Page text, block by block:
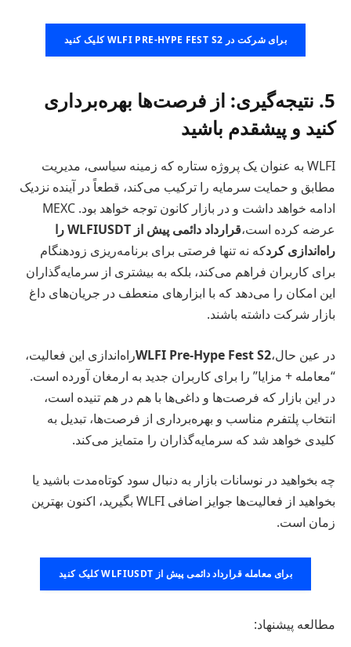
برای شرکت در WLFI PRE-HYPE FEST S2 کلیک کنید
5. نتیجه‌گیری: از فرصت‌ها بهره‌برداری
کنید و پیشقدم باشید
WLFI به عنوان یک پروژه ستاره که زمینه سیاسی، مدیریت
مطابق و حمایت سرمایه را ترکیب می‌کند، قطعاً در آینده نزدیک
ادامه خواهد داشت و در بازار کانون توجه خواهد بود. MEXC
عرضه کرده است،
قرارداد دائمی پیش از WLFIUSDT را
راه‌اندازی کردکه نه تنها فرصتی برای برنامه‌ریزی زودهنگام
برای کاربران فراهم می‌کند، بلکه به بیشتری از سرمایه‌گذاران
این امکان را می‌دهد که با ابزارهای منعطف در جریان‌های داغ
بازار شرکت داشته باشند.
در عین حال،WLFI Pre-Hype Fest S2راه‌اندازی این فعالیت،
“معامله + مزایا” را برای کاربران جدید به ارمغان آورده است.
در این بازار که فرصت‌ها و داغی‌ها با هم در هم تنیده است،
انتخاب پلتفرم مناسب و بهره‌برداری از فرصت‌ها، تبدیل به
کلیدی خواهد شد که سرمایه‌گذاران را متمایز می‌کند.
چه بخواهید در نوسانات بازار به دنبال سود کوتاه‌مدت باشید یا
بخواهید از فعالیت‌ها جوایز اضافی WLFI بگیرید، اکنون بهترین
زمان است.
برای معامله قرارداد دائمی پیش از WLFIUSDT کلیک کنید
مطالعه پیشنهاد: